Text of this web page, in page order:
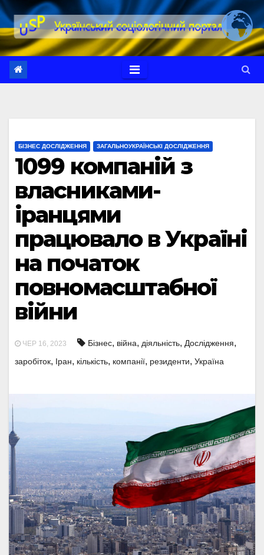
Перейти
до
вмісту
БІЗНЕС ДОСЛІДЖЕННЯ ЗАГАЛЬНОУКРАЇНСЬКІ ДОСЛІДЖЕННЯ
1099 компаній з
власниками-
іранцями
працювало в Україні
на початок
повномасштабної
війни
ЧЕР 16, 2023 Бізнес, війна, діяльність, Дослідження,
заробіток, Іран, кількість, компанії, резиденти, Україна